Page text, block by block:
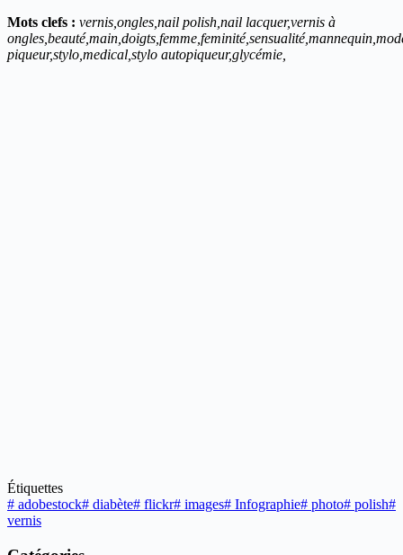
Mots clefs : vernis,ongles,nail polish,nail lacquer,vernis à
piqueur,stylo,medical,stylo autopiqueur,glycémie,
Étiquettes
# adobestock# diabète# flickr# images# Infographie# photo# polish#
vernis